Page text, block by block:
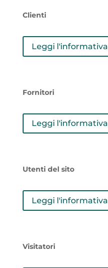
Clienti
Leggi l'informativa
Fornitori
Leggi l'informativa
Utenti del sito
Leggi l'informativa
Visitatori